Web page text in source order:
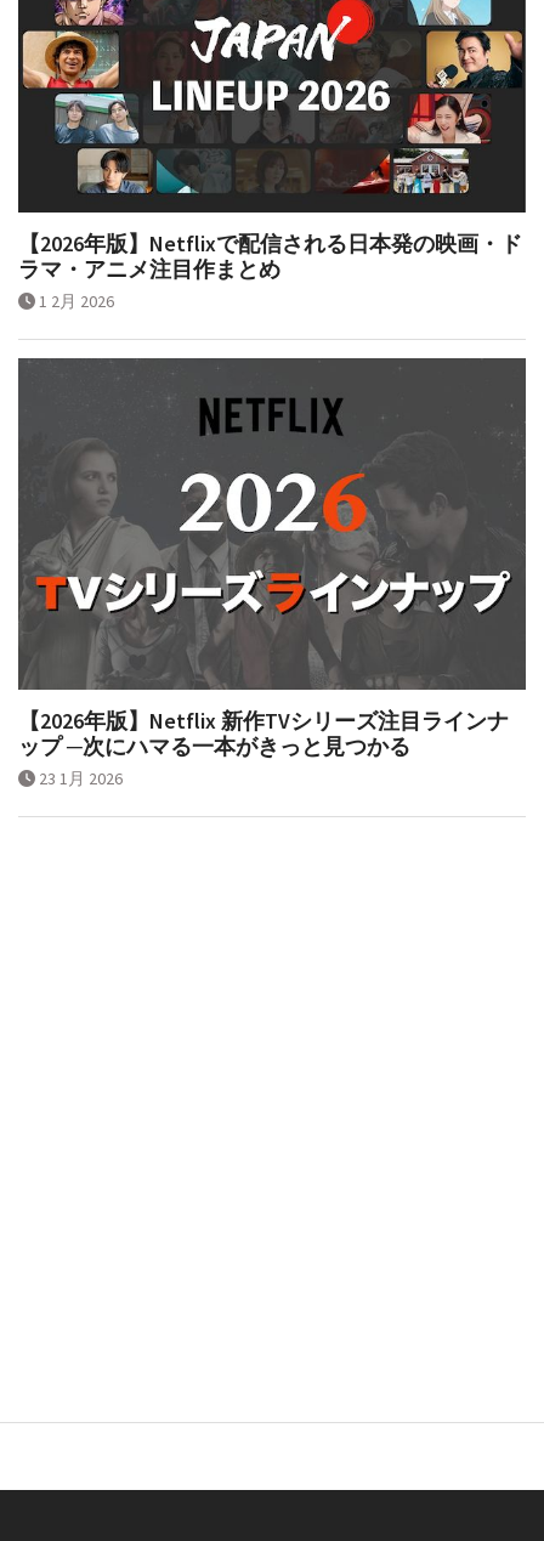
【2026年版】Netflixで配信される日本発の映画・ド
ラマ・アニメ注目作まとめ
1 2月 2026
【2026年版】Netflix 新作TVシリーズ注目ラインナ
ップ ─次にハマる一本がきっと見つかる
23 1月 2026